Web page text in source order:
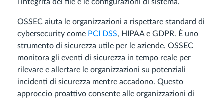
l’integrità dei file e le configurazioni di sistema.
OSSEC aiuta le organizzazioni a rispettare standard di
cybersecurity come PCI DSS, HIPAA e GDPR. È uno
strumento di sicurezza utile per le aziende. OSSEC
monitora gli eventi di sicurezza in tempo reale per
rilevare e allertare le organizzazioni su potenziali
incidenti di sicurezza mentre accadono. Questo
approccio proattivo consente alle organizzazioni di